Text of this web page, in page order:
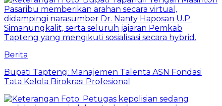
Berita
Bupati Tapteng: Manajemen Talenta ASN Fondasi
Tata Kelola Birokrasi Profesional